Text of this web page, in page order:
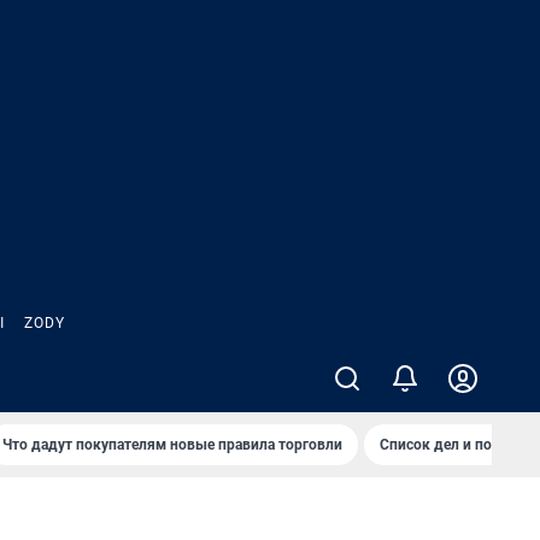
ZODY
Что дадут покупателям новые правила торговли Список дел и покупок